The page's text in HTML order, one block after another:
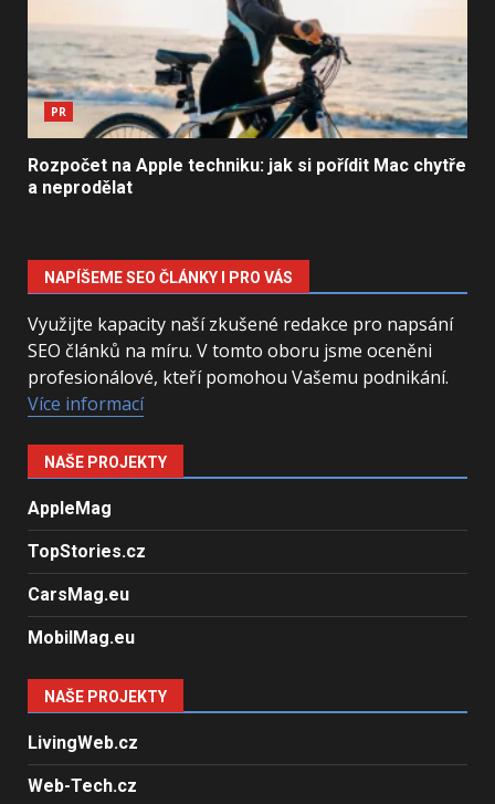
PR
Rozpočet na Apple techniku: jak si pořídit Mac chytře
a neprodělat
NAPÍŠEME SEO ČLÁNKY I PRO VÁS
Využijte kapacity naší zkušené redakce pro napsání
SEO článků na míru. V tomto oboru jsme oceněni
profesionálové, kteří pomohou Vašemu podnikání.
Více informací
NAŠE PROJEKTY
AppleMag
TopStories.cz
CarsMag.eu
MobilMag.eu
NAŠE PROJEKTY
LivingWeb.cz
Web-Tech.cz